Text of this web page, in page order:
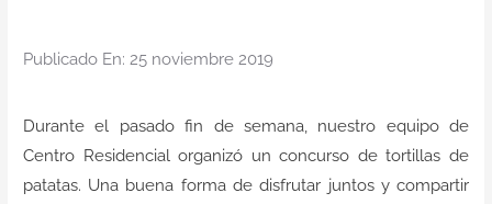
Actualidad
Publicado En: 25 noviembre 2019
Durante el pasado fin de semana, nuestro equipode
Centro Residencialorganizó un concurso de tortillas de
patatas. Una buena forma de disfrutar juntosy compartir